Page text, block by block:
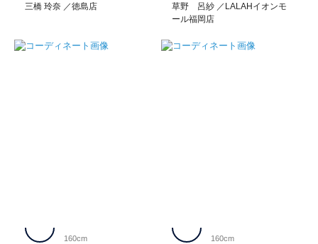
三橋 玲奈 徳島店 草野 呂紗
LALAHイオンモ
ール福岡店
160cm 160cm